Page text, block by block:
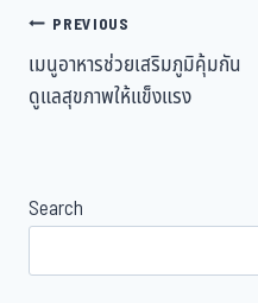
Post
navigation
PREVIOUS
เมนูอาหารช่วยเสริมภูมิคุ้มกัน
ดูแลสุขภาพให้แข็งแรง
Search